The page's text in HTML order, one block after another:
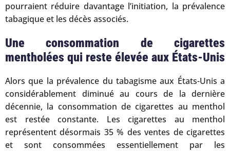
pourraient réduire davantage l’initiation, la prévalence
tabagique et les décès associés.
Une consommation de cigarettes
mentholées qui reste élevée aux États-Unis
Alors que la prévalence du tabagisme aux États-Unis a
considérablement diminué au cours de la dernière
décennie, la consommation de cigarettes au menthol
est restée constante. Les cigarettes au menthol
représentent désormais 35 % des ventes de cigarettes
et sont consommées essentiellement par les